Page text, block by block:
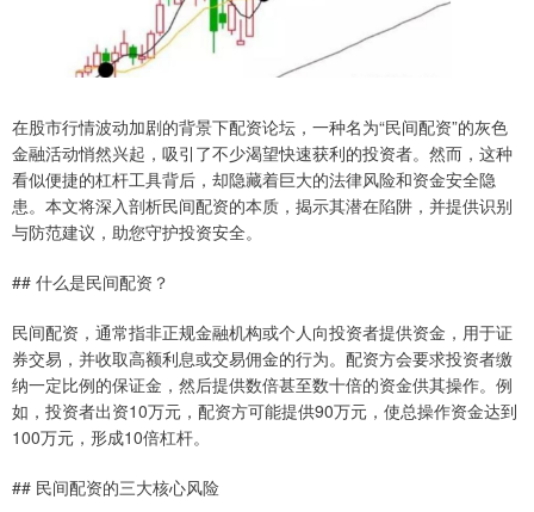
在股市行情波动加剧的背景下配资论坛，一种名为“民间配资”的灰色
金融活动悄然兴起，吸引了不少渴望快速获利的投资者。然而，这种
看似便捷的杠杆工具背后，却隐藏着巨大的法律风险和资金安全隐
患。本文将深入剖析民间配资的本质，揭示其潜在陷阱，并提供识别
与防范建议，助您守护投资安全。
## 什么是民间配资？
民间配资，通常指非正规金融机构或个人向投资者提供资金，用于证
券交易，并收取高额利息或交易佣金的行为。配资方会要求投资者缴
纳一定比例的保证金，然后提供数倍甚至数十倍的资金供其操作。例
如，投资者出资10万元，配资方可能提供90万元，使总操作资金达到
100万元，形成10倍杠杆。
## 民间配资的三大核心风险